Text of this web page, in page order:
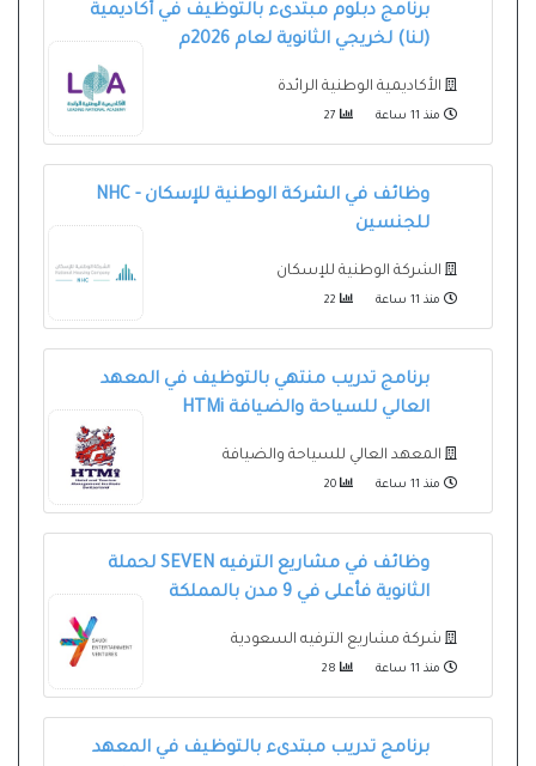
برنامج دبلوم مبتدىء بالتوظيف في أكاديمية
(لنا) لخريجي الثانوية لعام 2026م
الأكاديمية الوطنية الرائدة
منذ 11 ساعة
وظائف في الشركة الوطنية للإسكان - NHC
للجنسين
الشركة الوطنية للإسكان
منذ 11 ساعة
برنامج تدريب منتهي بالتوظيف في المعهد
العالي للسياحة والضيافة HTMi
المعهد العالي للسياحة والضيافة
منذ 11 ساعة
وظائف في مشاريع الترفيه SEVEN لحملة
الثانوية فأعلى في 9 مدن بالمملكة
شركة مشاريع الترفيه السعودية
منذ 11 ساعة
برنامج تدريب مبتدىء بالتوظيف في المعهد